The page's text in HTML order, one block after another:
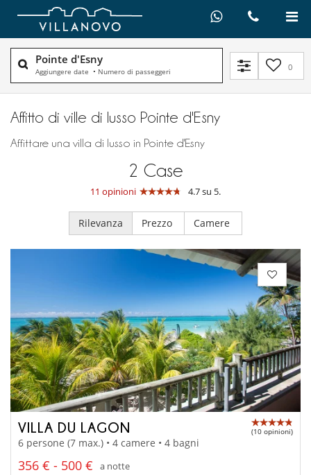
Pointe d'Esny
Aggiungere date • Numero di passeggeri 0
Affitto di ville di lusso Pointe d'Esny
Affittare una villa di lusso in Pointe d'Esny
2 Case
11 opinioni 4.7 su 5.
Rilevanza Prezzo Camere
VILLA DU LAGON (10 opinioni)
6 persone (7 max.) • 4 camere • 4 bagni
356 € - 500 €
a notte